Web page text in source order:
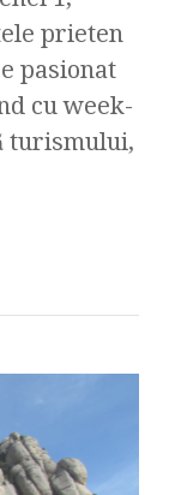
prieten
pasionat
cu week-
turismului,